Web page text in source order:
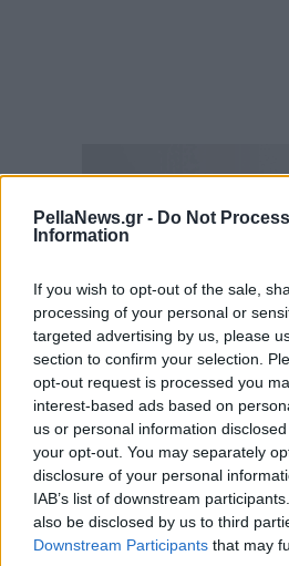
PellaNews.gr - Do Not
Information
If you wish to opt-out of the sale,
processing of your personal or
targeted advertising by us, please
section to confirm your selection.
opt-out request is processed you
interest-based ads based on
us or personal information
your opt-out. You may separately
disclosure of your personal
IAB’s list of downstream
also be disclosed by us to third
Downstream Participants that may